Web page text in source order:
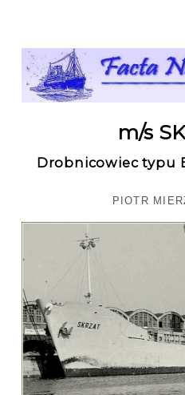
m/s
Drobnicowiec typu
PIOTR